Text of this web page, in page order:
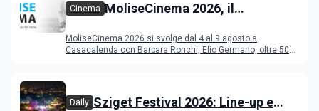
Cinema MoliseCinema 2026, il
MoliseCinema 2026 si svolge dal 4 al 9 agosto a
Casacalenda con Barbara Ronchi, Elio Germano, oltre 50
Daily Sziget Festival 2026: Line-up e